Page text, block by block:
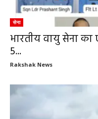
सेना
भारतीय वायु सेना का
5...
Rakshak News